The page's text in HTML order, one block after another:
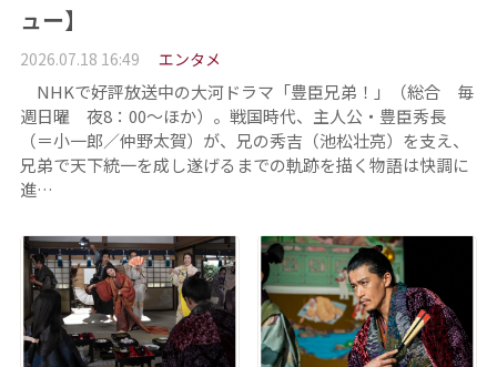
ュー】
2026.07.18 16:49 エンタメ
NHKで好評放送中の大河ドラマ「豊臣兄弟！」（総合 毎
週日曜 夜8：00～ほか）。戦国時代、主人公・豊臣秀長
（＝小一郎／仲野太賀）が、兄の秀吉（池松壮亮）を支え、
兄弟で天下統一を成し遂げるまでの軌跡を描く物語は快調に
進…